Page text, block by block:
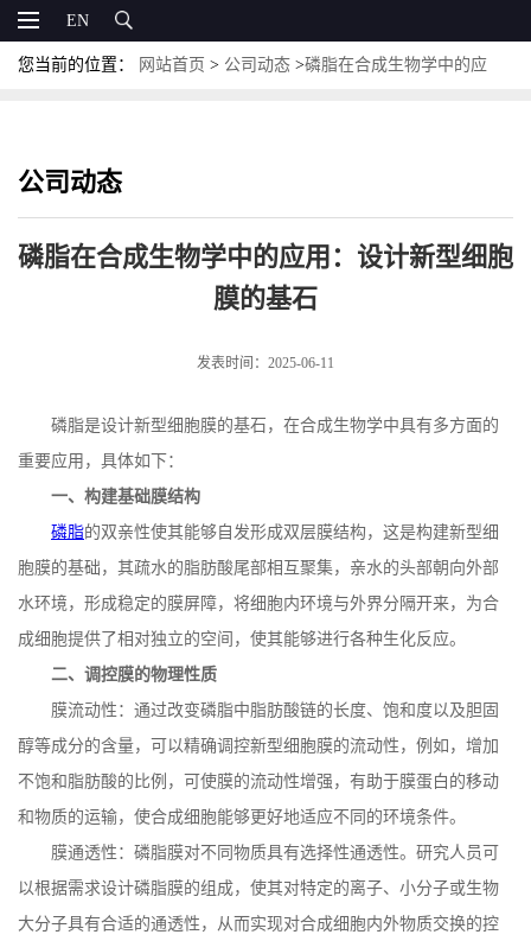
EN
您当前的位置： 网站首页 > 公司动态 >磷脂在合成生物学中的应
公司动态
磷脂在合成生物学中的应用：设计新型细胞
膜的基石
发表时间：2025-06-11
磷脂是设计新型细胞膜的基石，在合成生物学中具有多方面的
重要应用，具体如下：
一、构建基础膜结构
磷脂的双亲性使其能够自发形成双层膜结构，这是构建新型细
胞膜的基础，其疏水的脂肪酸尾部相互聚集，亲水的头部朝向外部
水环境，形成稳定的膜屏障，将细胞内环境与外界分隔开来，为合
成细胞提供了相对独立的空间，使其能够进行各种生化反应。
二、调控膜的物理性质
膜流动性：通过改变磷脂中脂肪酸链的长度、饱和度以及胆固
醇等成分的含量，可以精确调控新型细胞膜的流动性，例如，增加
不饱和脂肪酸的比例，可使膜的流动性增强，有助于膜蛋白的移动
和物质的运输，使合成细胞能够更好地适应不同的环境条件。
膜通透性：磷脂膜对不同物质具有选择性通透性。研究人员可
以根据需求设计磷脂膜的组成，使其对特定的离子、小分子或生物
大分子具有合适的通透性，从而实现对合成细胞内外物质交换的控